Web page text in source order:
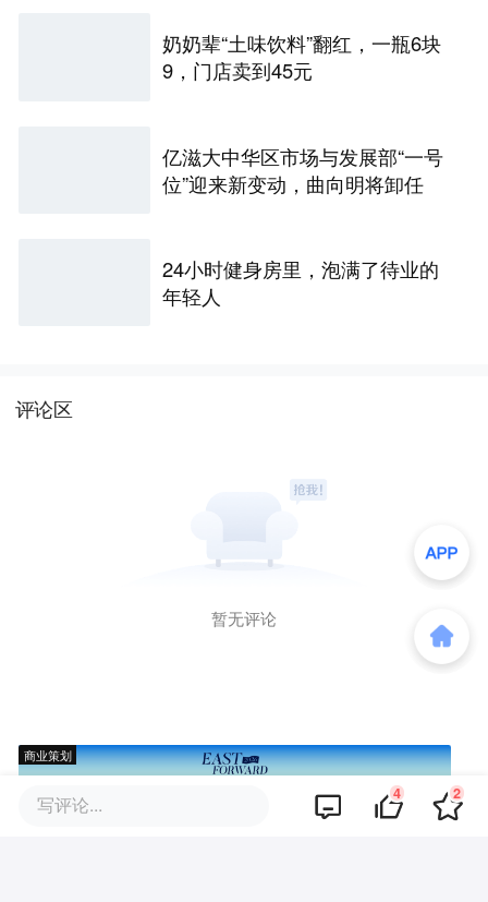
奶奶辈“土味饮料”翻红，一瓶6块
9，门店卖到45元
亿滋大中华区市场与发展部“一号
位”迎来新变动，曲向明将卸任
24小时健身房里，泡满了待业的
年轻人
评论区
暂无评论
商业策划
写评论... 4 2